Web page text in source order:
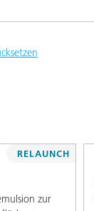
zur
RELAUNCH